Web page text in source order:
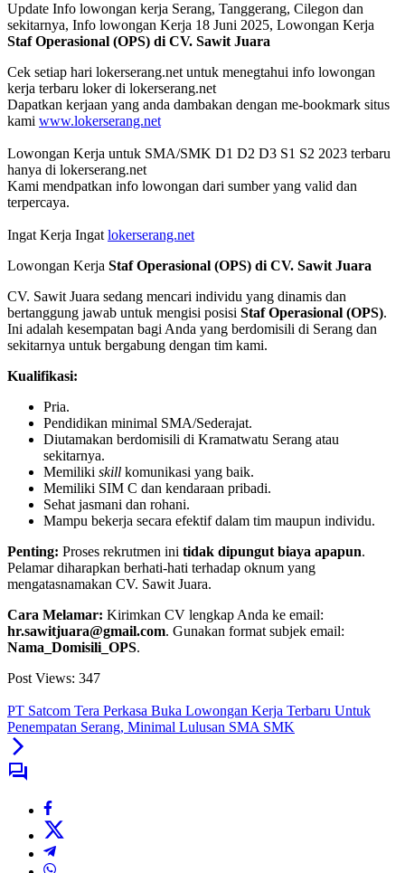
Update Info lowongan kerja Serang, Tanggerang, Cilegon dan
sekitarnya, Info lowongan Kerja 18 Juni 2025, Lowongan Kerja
Staf Operasional (OPS) di CV. Sawit Juara
Cek setiap hari lokerserang.net untuk menegtahui info lowongan
kerja terbaru loker di lokerserang.net
Dapatkan kerjaan yang anda dambakan dengan me-bookmark situs
kami www.lokerserang.net
Lowongan Kerja untuk SMA/SMK D1 D2 D3 S1 S2 2023 terbaru
hanya di lokerserang.net
Kami mendpatkan info lowongan dari sumber yang valid dan
terpercaya.
Ingat Kerja Ingat lokerserang.net
Lowongan Kerja Staf Operasional (OPS) di CV. Sawit Juara
CV. Sawit Juara sedang mencari individu yang dinamis dan
bertanggung jawab untuk mengisi posisi Staf Operasional (OPS).
Ini adalah kesempatan bagi Anda yang berdomisili di Serang dan
sekitarnya untuk bergabung dengan tim kami.
Kualifikasi:
Pria.
Pendidikan minimal SMA/Sederajat.
Diutamakan berdomisili di Kramatwatu Serang atau
sekitarnya.
Memiliki skill komunikasi yang baik.
Memiliki SIM C dan kendaraan pribadi.
Sehat jasmani dan rohani.
Mampu bekerja secara efektif dalam tim maupun individu.
Penting: Proses rekrutmen ini tidak dipungut biaya apapun.
Pelamar diharapkan berhati-hati terhadap oknum yang
mengatasnamakan CV. Sawit Juara.
Cara Melamar: Kirimkan CV lengkap Anda ke email:
hr.sawitjuara@gmail.com. Gunakan format subjek email:
Nama_Domisili_OPS.
Post Views: 347
PT Satcom Tera Perkasa Buka Lowongan Kerja Terbaru Untuk
Penempatan Serang, Minimal Lulusan SMA SMK